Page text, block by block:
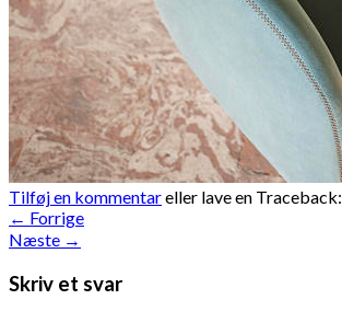
Tilføj en kommentareller lave en Traceback:
← Forrige
Næste →
Skriv et svar